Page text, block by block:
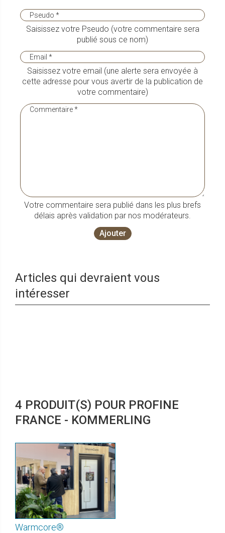
Saisissez votre Pseudo (votre commentaire sera
publié sous ce nom)
Saisissez votre email (une alerte sera envoyée à
cette adresse pour vous avertir de la publication de
votre commentaire)
Votre commentaire sera publié dans les plus brefs
délais après validation par nos modérateurs.
Ajouter
Articles qui devraient vous
intéresser
4 PRODUIT(S) POUR PROFINE
FRANCE - KOMMERLING
Warmcore®